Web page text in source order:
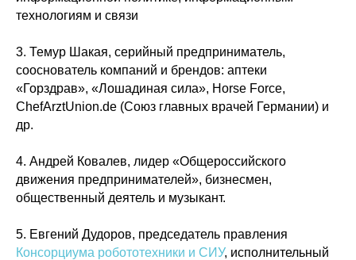
технологиям и связи
3. Темур Шакая, серийный предприниматель,
сооснователь компаний и брендов: аптеки
«Горздрав», «Лошадиная сила», Horse Force,
ChefArztUnion.de (Союз главных врачей Германии) и
др.
4. Андрей Ковалев, лидер «Общероссийского
движения предпринимателей», бизнесмен,
общественный деятель и музыкант.
5. Евгений Дудоров, председатель правления
Консорциума робототехники и СИУ, исполнительный
Политика конфиденциальности
© 2015-2026 НАУРР. Все права защищены.
При использовании материалов ссылка на ROBOTUNION.RU — обязательна